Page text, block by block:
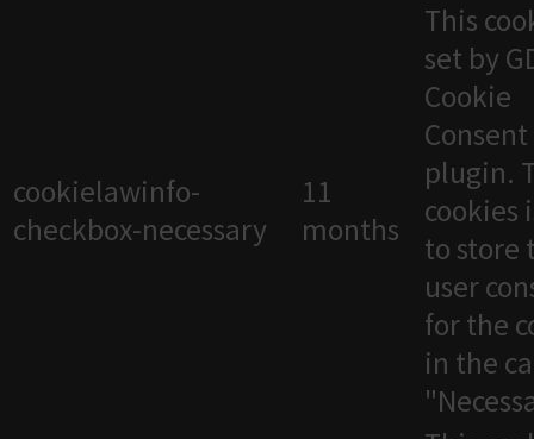
cookielawinfo-
checkbox-necessary
11
months
This
set by
Cookie
Consent
plugin.
cookies
to store
user
for the
in the